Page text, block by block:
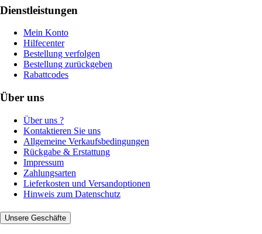
Dienstleistungen
Mein Konto
Hilfecenter
Bestellung verfolgen
Bestellung zurückgeben
Rabattcodes
Über uns
Über uns ?
Kontaktieren Sie uns
Allgemeine Verkaufsbedingungen
Rückgabe & Erstattung
Impressum
Zahlungsarten
Lieferkosten und Versandoptionen
Hinweis zum Datenschutz
Unsere Geschäfte